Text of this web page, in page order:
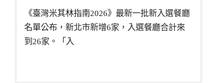
《臺灣米其林指南2026》最新一批新入選餐廳
名單公布，新北市新增6家，入選餐廳合計來
到26家。「入